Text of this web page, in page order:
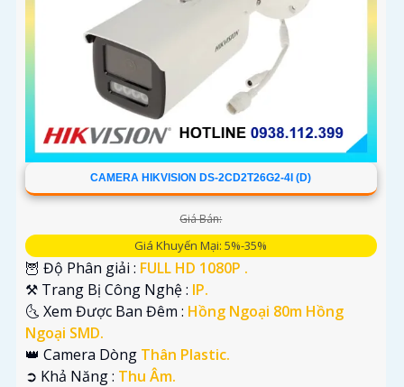
CAMERA HIKVISION DS-2CD2T26G2-4I (D)
Giá Bán:
Giá Khuyến Mại: 5%-35%
🦉 Độ Phân giải : FULL HD 1080P .
⚒ Trang Bị Công Nghệ : IP.
🌜 Xem Được Ban Đêm : Hồng Ngoại 80m Hồng
Ngoại SMD.
👑 Camera Dòng Thân Plastic.
️➲ Khả Năng : Thu Âm.